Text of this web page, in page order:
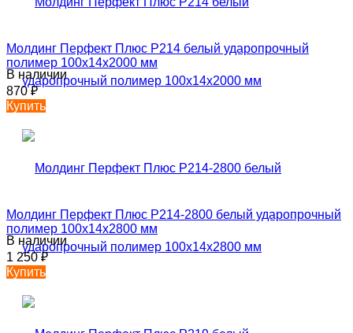
Молдинг Перфект Плюс P214 белый ударопрочный
полимер 100х14х2000 мм
В наличии
870₽
Купить
Молдинг Перфект Плюс P214-2800 белый ударопрочный
полимер 100х14х2800 мм
В наличии
1 250₽
Купить